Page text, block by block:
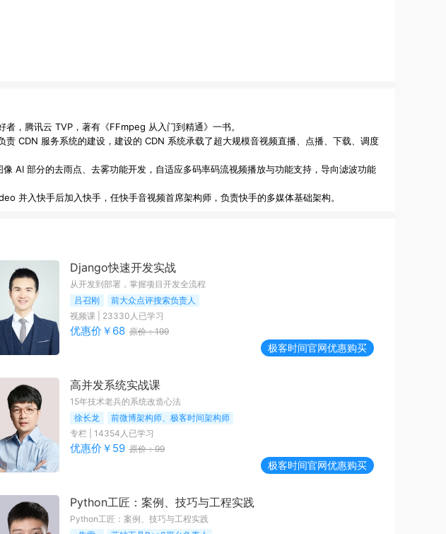
，腾讯云 TVP，著有《FFmpeg 从入门到精通》一书。
CDN 服务系统的建设，建设的 CDN 系统承载了超大规模音视频直播、点播、下载、调度
AI 部分的去雨点、去雾功能开发，自适应多码率码流视频播放与功能支持，导向滤波功能
Django快速开发实战
从开发到部署，掌握项目开发全流程
吕召刚
前大众点评搜索负责人
视频课| 23330 人已学习
优惠价￥ 68 原价：199
极客时间官网优惠购买
高并发系统实战课
15年技术老兵的系统改造心法
徐长龙
前微博架构师、极客时间架构师
专栏
14354 人已学习
优惠价￥ 59 原价：99
极客时间官网优惠购买
Python工匠：案例、技巧与工程实践
Python工匠：案例、技巧与工程实践